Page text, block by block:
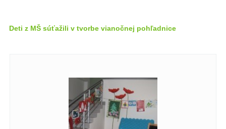
Deti z MŠ súťažili v tvorbe vianočnej pohľadnice